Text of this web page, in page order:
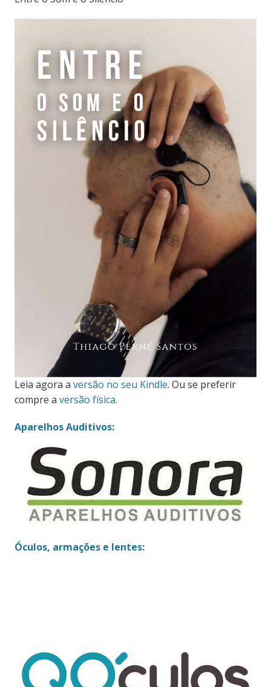
Leia agora a versão no seu Kindle. Ou se preferir
compre a versão física.
Aparelhos Auditivos:
Óculos, armações e lentes: